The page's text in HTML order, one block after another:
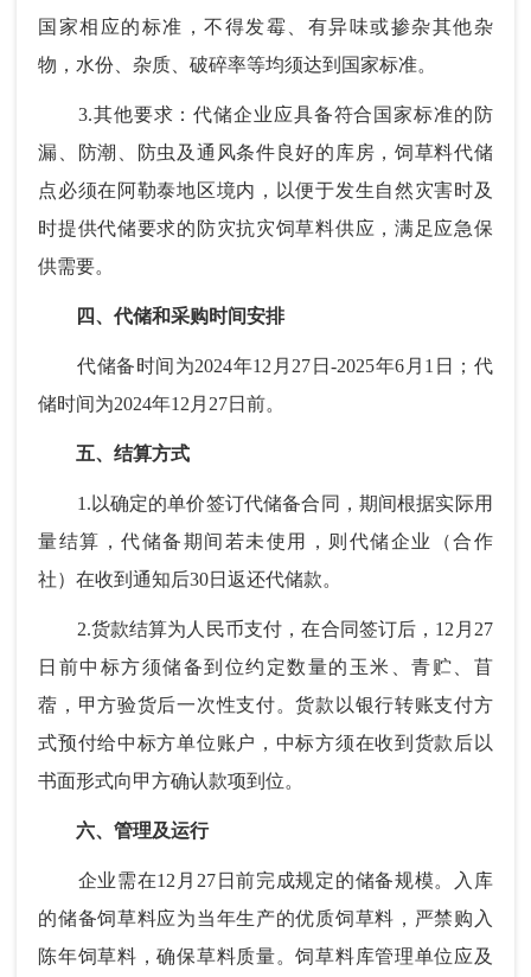
国家相应的标准，不得发霉、有异味或掺杂其他杂
物，水份、杂质、破碎率等均须达到国家标准。
3.其他要求：代储企业应具备符合国家标准的防
漏、防潮、防虫及通风条件良好的库房，饲草料代储
点必须在阿勒泰地区境内，以便于发生自然灾害时及
时提供代储要求的防灾抗灾饲草料供应，满足应急保
供需要。
四、代储和采购时间安排
代储备时间为2024年12月27日-2025年6月1日；代
储时间为2024年12月27日前。
五、结算方式
1.以确定的单价签订代储备合同，期间根据实际用
量结算，代储备期间若未使用，则代储企业（合作
社）在收到通知后30日返还代储款。
2.货款结算为人民币支付，在合同签订后，12月27
日前中标方须储备到位约定数量的玉米、青贮、苜
蓿，甲方验货后一次性支付。货款以银行转账支付方
式预付给中标方单位账户，中标方须在收到货款后以
书面形式向甲方确认款项到位。
六、管理及运行
企业需在12月27日前完成规定的储备规模。入库
的储备饲草料应为当年生产的优质饲草料，严禁购入
陈年饲草料，确保草料质量。饲草料库管理单位应及